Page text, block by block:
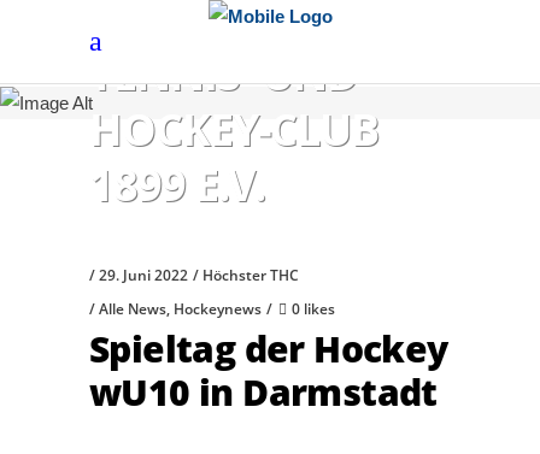
HÖCHSTER
TENNIS- UND
HOCKEY-CLUB
1899 E.V.
29. Juni 2022
Höchster THC
Alle News, Hockeynews 0 likes
Spieltag der Hockey
wU10 in Darmstadt